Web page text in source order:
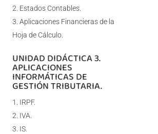
Estados Contables.
Aplicaciones Financieras de la
Hoja de Cálculo.
UNIDAD DIDÁCTICA 3.
APLICACIONES
INFORMÁTICAS DE
GESTIÓN TRIBUTARIA.
IRPF.
IVA.
IS.